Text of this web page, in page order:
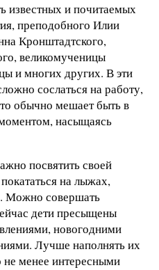
известных и почитаемых
преподобного Илии
Кронштадтского,
великомученицы
и многих других. В эти
сослаться на работу,
обычно мешает быть в
насыщаясь
посвятить своей
на лыжах,
Можно совершать
дети пресыщены
новогодними
Лучше наполнять их
менее интересными